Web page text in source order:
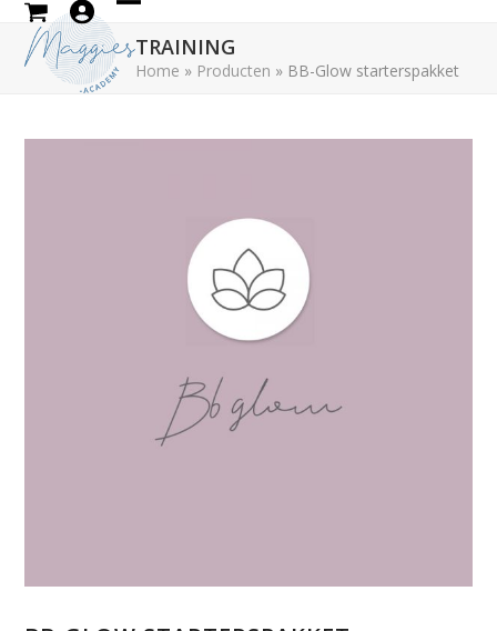
Skip
content
mobile
mobile
TRAINING
Home » Producten » BB-Glow starterspakket